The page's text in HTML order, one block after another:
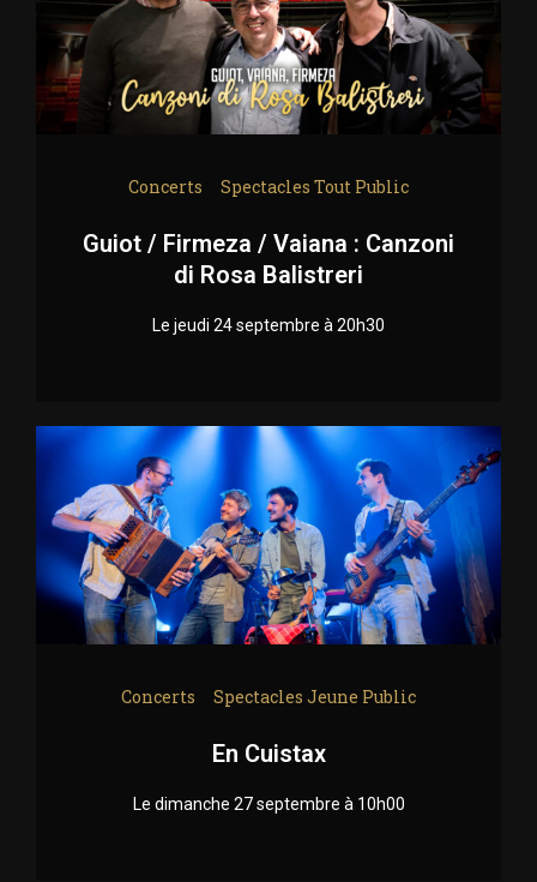
Concerts Spectacles Tout Public
Guiot / Firmeza / Vaiana : Canzoni
di Rosa Balistreri
Le jeudi 24 septembre à 20h30
Concerts Spectacles Jeune Public
En Cuistax
Le dimanche 27 septembre à 10h00